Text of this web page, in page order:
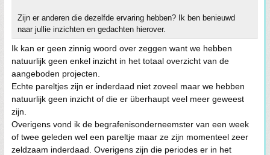
Zijn er anderen die dezelfde ervaring hebben? Ik ben benieuwd
naar jullie inzichten en gedachten hierover.
Ik kan er geen zinnig woord over zeggen want we hebben
natuurlijk geen enkel inzicht in het totaal overzicht van de
aangeboden projecten.
Echte pareltjes zijn er inderdaad niet zoveel maar we hebben
natuurlijk geen inzicht of die er überhaupt veel meer geweest
zijn.
Overigens vond ik de begrafenisonderneemster van een week
of twee geleden wel een pareltje maar ze zijn momenteel zeer
zeldzaam inderdaad. Overigens zijn die periodes er in het